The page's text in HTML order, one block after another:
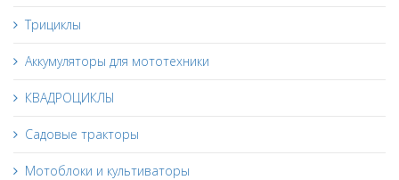
Трициклы
Аккумуляторы для мототехники
КВАДРОЦИКЛЫ
Садовые тракторы
Мотоблоки и культиваторы